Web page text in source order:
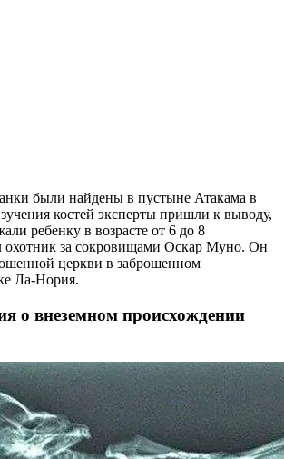
были найдены в пустыне Атакама в
костей эксперты пришли к выводу,
ребенку в возрасте от 6 до 8
за сокровищами Оскар Муно. Он
церкви в заброшенном
Ла-Нория.
о внеземном происхождении